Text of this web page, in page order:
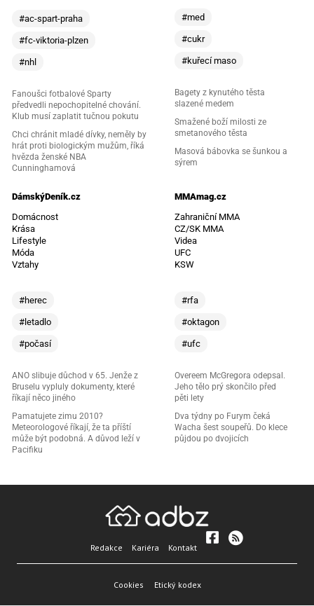
#ac-spart-praha
#fc-viktoria-plzen
#nhl
Fanoušci fotbalové Sparty
předvedli nepochopitelné chování.
Klub musí zaplatit tučnou pokutu
Chci chránit mladé dívky, neměly by
hrát proti biologickým mužům, říká
hvězda ženské NBA
Cunninghamová
#med
#cukr
#kuřecí maso
Bagety z kynutého těsta
slazené medem
Smažené boží milosti ze
smetanového těsta
Masová bábovka se šunkou a
sýrem
DámskýDeník.cz
Domácnost
Krása
Lifestyle
Móda
Vztahy
#herec
#letadlo
#počasí
ANO slibuje důchod v 65. Jenže z
Bruselu vypluly dokumenty, které
říkají něco jiného
Pamatujete zimu 2010?
Meteorologové říkají, že ta příští
může být podobná. A důvod leží v
Pacifiku
MMAmag.cz
Zahraniční MMA
CZ/SK MMA
Videa
UFC
KSW
#rfa
#oktagon
#ufc
Overeem McGregora odepsal.
Jeho tělo prý skončilo před
pěti lety
Dva týdny po Furym čeká
Wacha šest soupeřů. Do klece
půjdou po dvojicích
Redakce Kariéra Kontakt
Cookies Etický kodex